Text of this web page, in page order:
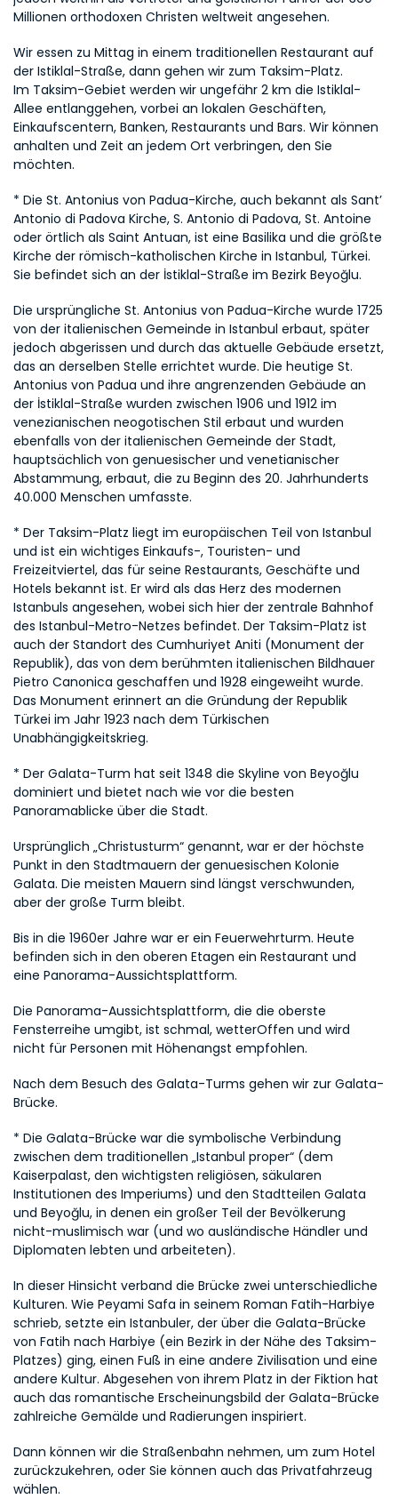
Millionen orthodoxen Christen weltweit angesehen.
Wir essen zu Mittag in einem traditionellen Restaurant auf
der Istiklal-Straße, dann gehen wir zum Taksim-Platz.
Im Taksim-Gebiet werden wir ungefähr 2 km die Istiklal-
Allee entlanggehen, vorbei an lokalen Geschäften,
Einkaufscentern, Banken, Restaurants und Bars. Wir können
anhalten und Zeit an jedem Ort verbringen, den Sie
möchten.
* Die St. Antonius von Padua-Kirche, auch bekannt als Sant’
Antonio di Padova Kirche, S. Antonio di Padova, St. Antoine
oder örtlich als Saint Antuan, ist eine Basilika und die größte
Kirche der römisch-katholischen Kirche in Istanbul, Türkei.
Sie befindet sich an der İstiklal-Straße im Bezirk Beyoğlu.
Die ursprüngliche St. Antonius von Padua-Kirche wurde 1725
von der italienischen Gemeinde in Istanbul erbaut, später
jedoch abgerissen und durch das aktuelle Gebäude ersetzt,
das an derselben Stelle errichtet wurde. Die heutige St.
Antonius von Padua und ihre angrenzenden Gebäude an
der İstiklal-Straße wurden zwischen 1906 und 1912 im
venezianischen neogotischen Stil erbaut und wurden
ebenfalls von der italienischen Gemeinde der Stadt,
hauptsächlich von genuesischer und venetianischer
Abstammung, erbaut, die zu Beginn des 20. Jahrhunderts
40.000 Menschen umfasste.
* Der Taksim-Platz liegt im europäischen Teil von Istanbul
und ist ein wichtiges Einkaufs-, Touristen- und
Freizeitviertel, das für seine Restaurants, Geschäfte und
Hotels bekannt ist. Er wird als das Herz des modernen
Istanbuls angesehen, wobei sich hier der zentrale Bahnhof
des Istanbul-Metro-Netzes befindet. Der Taksim-Platz ist
auch der Standort des Cumhuriyet Aniti (Monument der
Republik), das von dem berühmten italienischen Bildhauer
Pietro Canonica geschaffen und 1928 eingeweiht wurde.
Das Monument erinnert an die Gründung der Republik
Türkei im Jahr 1923 nach dem Türkischen
Unabhängigkeitskrieg.
* Der Galata-Turm hat seit 1348 die Skyline von Beyoğlu
dominiert und bietet nach wie vor die besten
Panoramablicke über die Stadt.
Ursprünglich „Christusturm“ genannt, war er der höchste
Punkt in den Stadtmauern der genuesischen Kolonie
Galata. Die meisten Mauern sind längst verschwunden,
aber der große Turm bleibt.
Bis in die 1960er Jahre war er ein Feuerwehrturm. Heute
befinden sich in den oberen Etagen ein Restaurant und
eine Panorama-Aussichtsplattform.
Die Panorama-Aussichtsplattform, die die oberste
Fensterreihe umgibt, ist schmal, wetterOffen und wird
nicht für Personen mit Höhenangst empfohlen.
Nach dem Besuch des Galata-Turms gehen wir zur Galata-
Brücke.
* Die Galata-Brücke war die symbolische Verbindung
zwischen dem traditionellen „Istanbul proper“ (dem
Kaiserpalast, den wichtigsten religiösen, säkularen
Institutionen des Imperiums) und den Stadtteilen Galata
und Beyoğlu, in denen ein großer Teil der Bevölkerung
nicht-muslimisch war (und wo ausländische Händler und
Diplomaten lebten und arbeiteten).
In dieser Hinsicht verband die Brücke zwei unterschiedliche
Kulturen. Wie Peyami Safa in seinem Roman Fatih-Harbiye
schrieb, setzte ein Istanbuler, der über die Galata-Brücke
von Fatih nach Harbiye (ein Bezirk in der Nähe des Taksim-
Platzes) ging, einen Fuß in eine andere Zivilisation und eine
andere Kultur. Abgesehen von ihrem Platz in der Fiktion hat
auch das romantische Erscheinungsbild der Galata-Brücke
zahlreiche Gemälde und Radierungen inspiriert.
Dann können wir die Straßenbahn nehmen, um zum Hotel
zurückzukehren, oder Sie können auch das Privatfahrzeug
wählen.